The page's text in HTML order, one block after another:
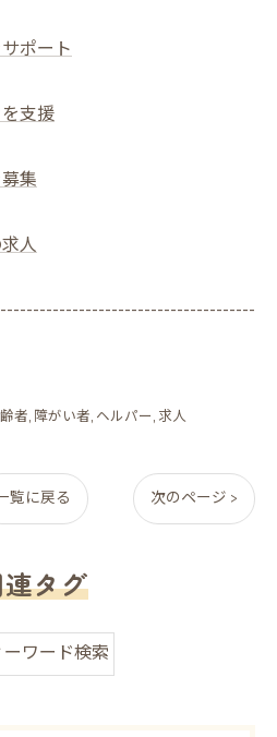
ポート
支援
集
人
者 障がい者 ヘルパー 求人
覧に戻る 次のページ >
タグ
ワード検索